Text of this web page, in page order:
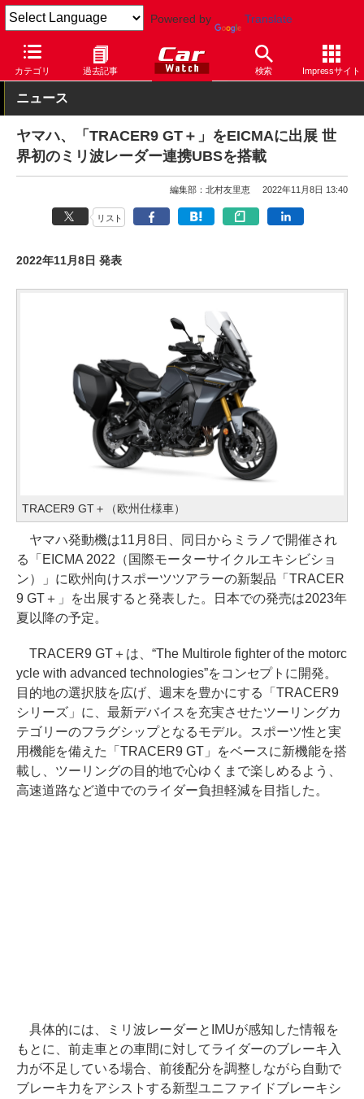
Powered by Translate
カテゴリ 過去記事 検索 Impressサイト
Car Watch モーターサイクル ヤマハ
ニュース
ヤマハ、「TRACER9 GT＋」をEICMAに出展 世
界初のミリ波レーダー連携UBSを搭載
編集部：北村友里恵 2022年11月8日 13:40
リスト
2022年11月8日 発表
TRACER9 GT＋（欧州仕様車）
ヤマハ発動機は11月8日、同日からミラノで開催され
る「EICMA 2022（国際モーターサイクルエキシビショ
ン）」に欧州向けスポーツツアラーの新製品「TRACER
9 GT＋」を出展すると発表した。日本での発売は2023年
夏以降の予定。
TRACER9 GT＋は、“The Multirole fighter of the motorc
ycle with advanced technologies”をコンセプトに開発。
目的地の選択肢を広げ、週末を豊かにする「TRACER9
シリーズ」に、最新デバイスを充実させたツーリングカ
テゴリーのフラグシップとなるモデル。スポーツ性と実
用機能を備えた「TRACER9 GT」をベースに新機能を搭
載し、ツーリングの目的地で心ゆくまで楽しめるよう、
高速道路など道中でのライダー負担軽減を目指した。
具体的には、ミリ波レーダーとIMUが感知した情報を
もとに、前走車との車間に対してライダーのブレーキ入
力が不足している場合、前後配分を調整しながら自動で
ブレーキ力をアシストする新型ユニファイドブレーキシ